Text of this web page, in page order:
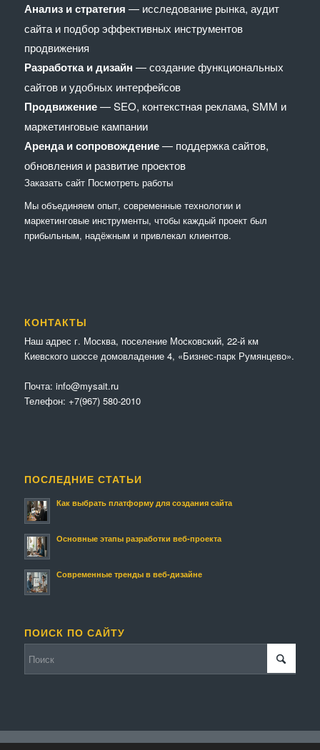
Анализ и стратегия — исследование рынка, аудит
сайта и подбор эффективных инструментов
продвижения
Разработка и дизайн — создание функциональных
сайтов и удобных интерфейсов
Продвижение— SEO, контекстная реклама, SMM и
маркетинговые кампании
Аренда и сопровождение— поддержка сайтов,
обновления и развитие проектов
Заказать сайт Посмотреть работы
Мы объединяем опыт, современные технологии и
маркетинговые инструменты, чтобы каждый проект был
прибыльным, надёжным и привлекал клиентов.
КОНТАКТЫ
Наш адрес г. Москва, поселение Московский, 22-й км
Киевского шоссе домовладение 4, «Бизнес-парк Румянцево».
Почта: info@mysait.ru
Телефон: +7(967) 580-2010
ПОСЛЕДНИЕ СТАТЬИ
Как выбрать платформу для создания сайта
Основные этапы разработки веб-проекта
Современные тренды в веб-дизайне
ПОИСК ПО САЙТУ